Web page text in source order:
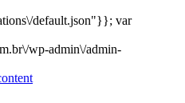
default.json"}}; var
wp-admin\/admin-